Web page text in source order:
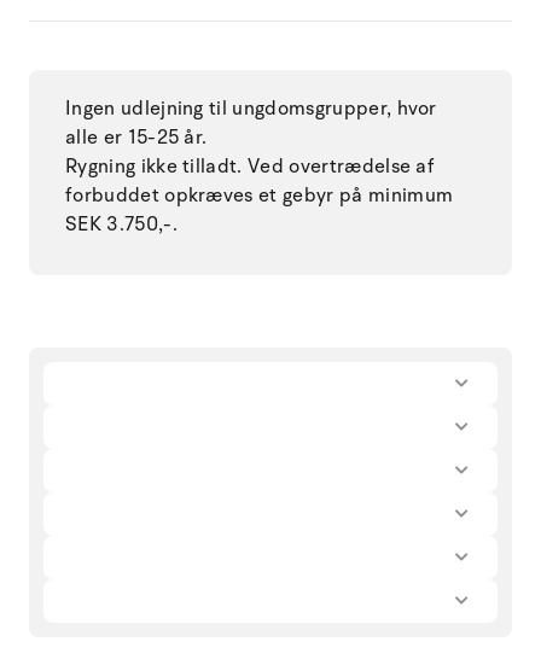
Ingen udlejning til ungdomsgrupper, hvor
alle er 15-25 år.
Rygning ikke tilladt. Ved overtrædelse af
forbuddet opkræves et gebyr på minimum
SEK 3.750,-.